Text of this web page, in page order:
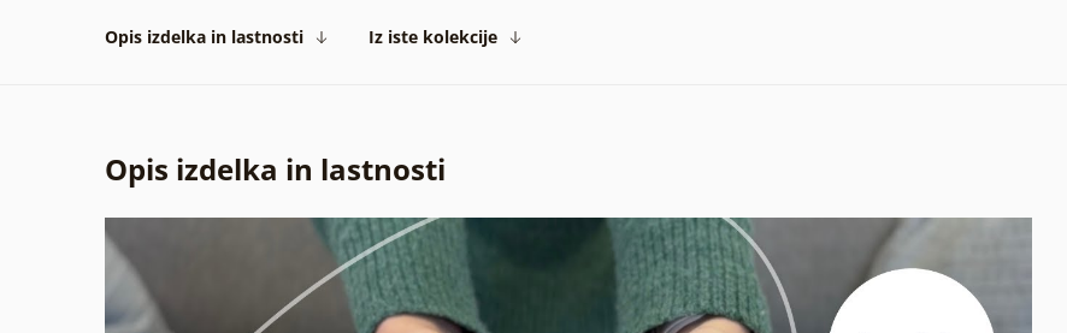
Opis izdelka in lastnosti Iz iste kolekcije
Opis izdelka in lastnosti